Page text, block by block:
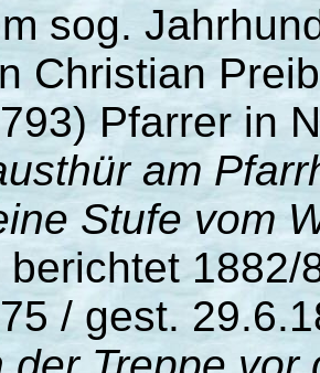
sog.
Christian
Pfarrer in
am
Stufe vom
berichtet 1882/
/ gest.